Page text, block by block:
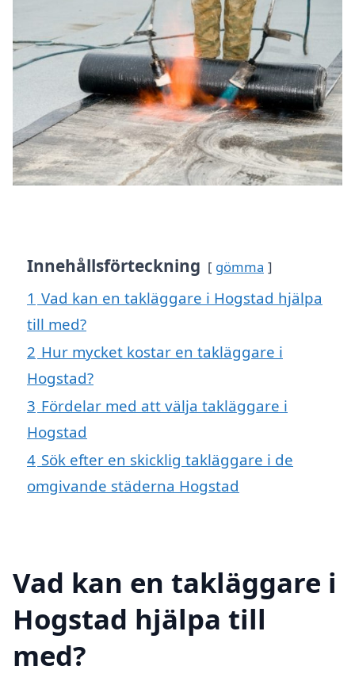
Innehållsförteckning gömma
1 Vad kan en takläggare i Hogstad hjälpa
till med?
2 Hur mycket kostar en takläggare i
Hogstad?
3 Fördelar med att välja takläggare i
Hogstad
4 Sök efter en skicklig takläggare i de
omgivande städerna Hogstad
Vad kan en takläggare i
Hogstad hjälpa till
med?